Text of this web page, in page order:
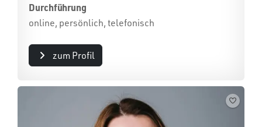
Durchführung
online, persönlich, telefonisch
zum Profil